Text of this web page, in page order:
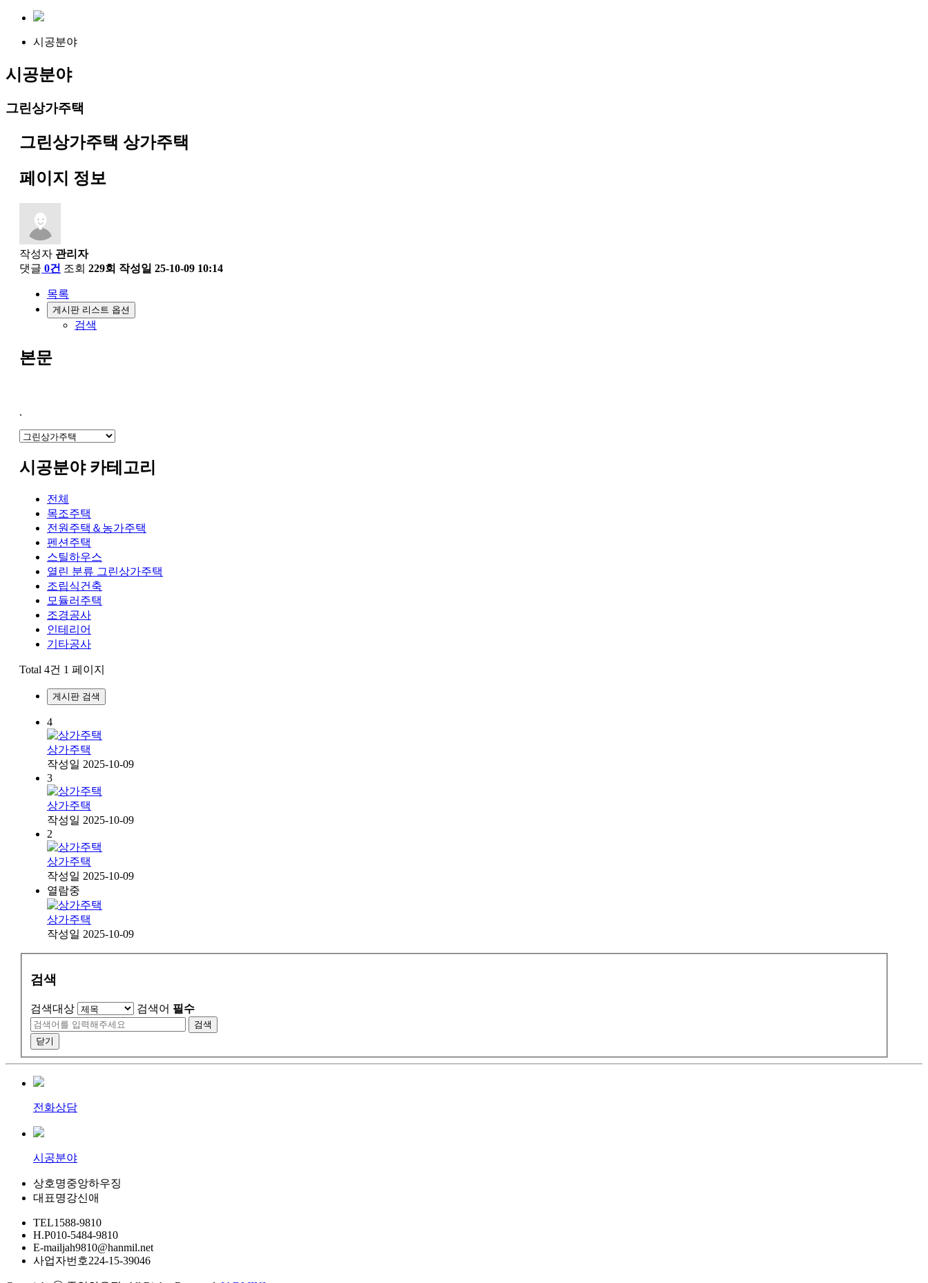
시공분야
시공분야
그린상가주택
그린상가주택 상가주택
페이지 정보
작성자 관리자
댓글 0건 조회 229회 작성일 25-10-09 10:14
목록
게시판 리스트 옵션
검색
본문
.
시공분야 카테고리
전체
목조주택
전원주택＆농가주택
펜션주택
스틸하우스
열린 분류 그린상가주택
조립식건축
모듈러주택
조경공사
인테리어
기타공사
Total 4건 1 페이지
게시판 검색
4
상가주택
작성일 2025-10-09
3
상가주택
작성일 2025-10-09
2
상가주택
작성일 2025-10-09
열람중
상가주택
작성일 2025-10-09
검색
검색대상 검색어 필수
검색
닫기
전화상담
시공분야
상호명중앙하우징
대표명강신애
TEL1588-9810
H.P010-5484-9810
E-mailjah9810@hanmil.net
사업자번호224-15-39046